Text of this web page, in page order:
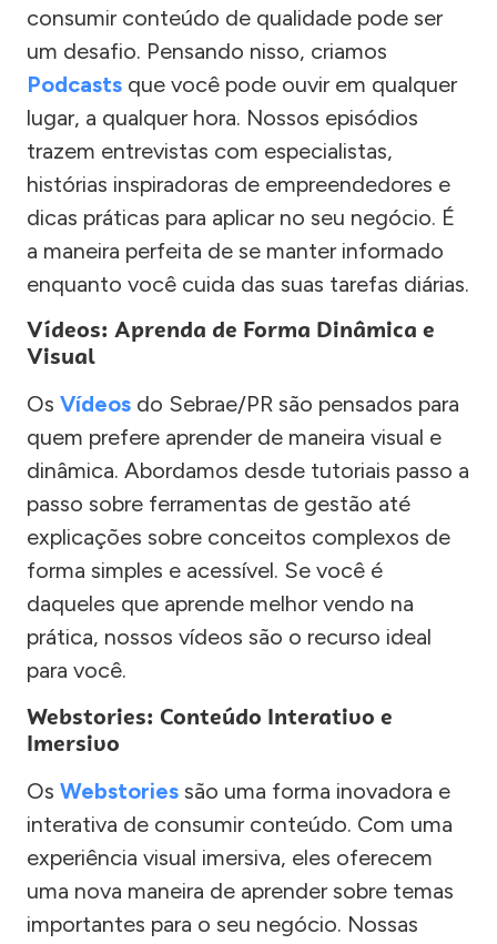
consumir conteúdo de qualidade pode ser
um desafio. Pensando nisso, criamos
Podcasts que você pode ouvir em qualquer
lugar, a qualquer hora. Nossos episódios
trazem entrevistas com especialistas,
histórias inspiradoras de empreendedores e
dicas práticas para aplicar no seu negócio. É
a maneira perfeita de se manter informado
enquanto você cuida das suas tarefas diárias.
Vídeos: Aprenda de Forma Dinâmica e
Visual
Os Vídeos do Sebrae/PR são pensados para
quem prefere aprender de maneira visual e
dinâmica. Abordamos desde tutoriais passo a
passo sobre ferramentas de gestão até
explicações sobre conceitos complexos de
forma simples e acessível. Se você é
daqueles que aprende melhor vendo na
prática, nossos vídeos são o recurso ideal
para você.
Webstories: Conteúdo Interativo e
Imersivo
Os Webstories são uma forma inovadora e
interativa de consumir conteúdo. Com uma
experiência visual imersiva, eles oferecem
uma nova maneira de aprender sobre temas
importantes para o seu negócio. Nossas